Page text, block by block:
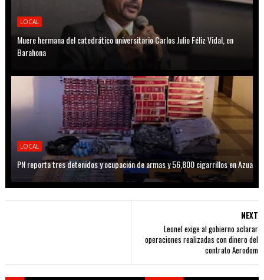
LOCAL
Muere hermana del catedrático universitario Carlos Julio Féliz Vidal, en
Barahona
LOCAL
PN reporta tres detenidos y ocupación de armas y 56,800 cigarrillos en Azua
NEXT
Leonel exige al gobierno aclarar
operaciones realizadas con dinero del
contrato Aerodom